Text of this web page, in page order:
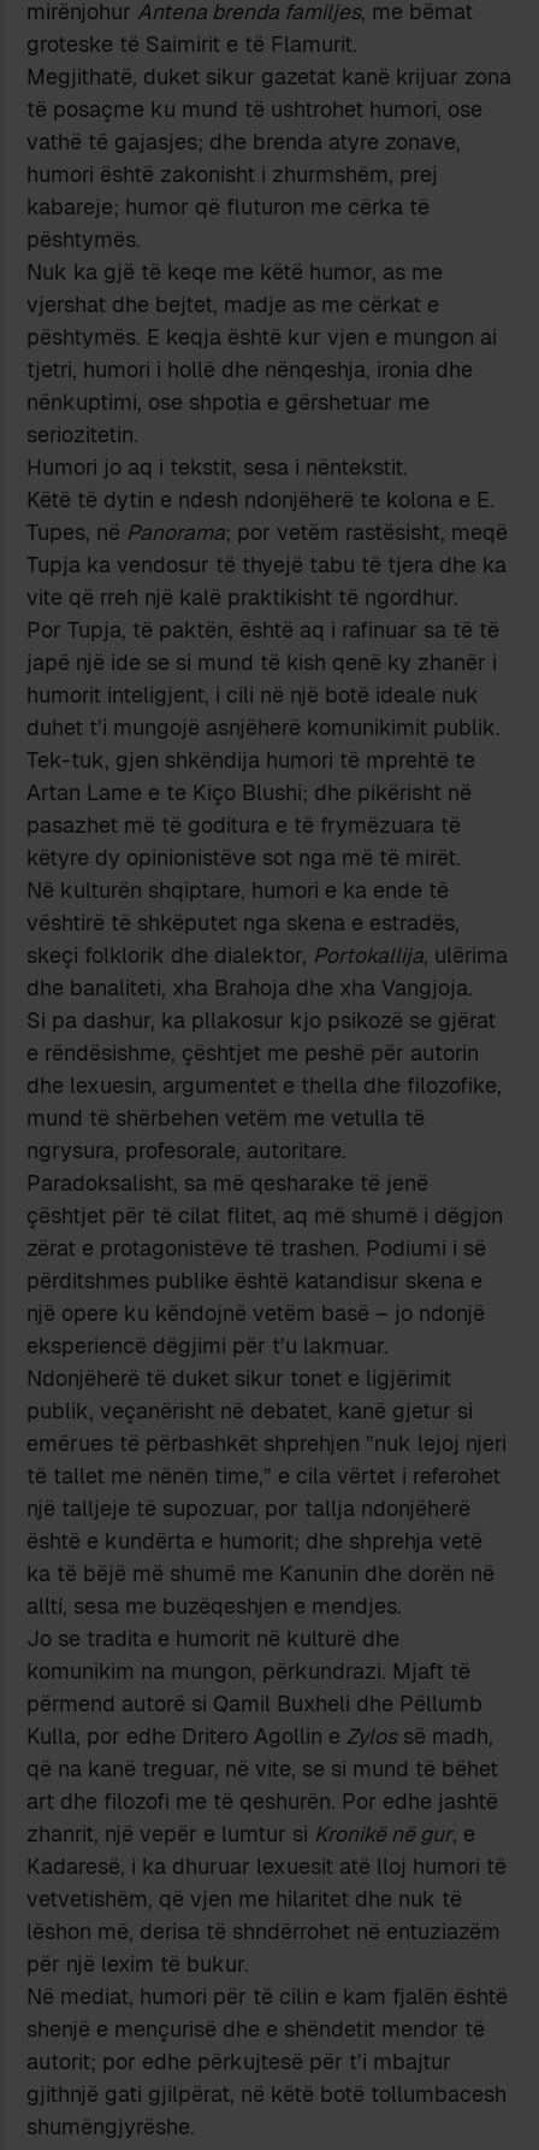
mirënjohur Antena brenda familjes, me bëmat
groteske të Saimirit e të Flamurit.
Megjithatë, duket sikur gazetat kanë krijuar zona
të posaçme ku mund të ushtrohet humori, ose
vathë të gajasjes; dhe brenda atyre zonave,
humori është zakonisht i zhurmshëm, prej
kabareje; humor që fluturon me cërka të
pështymës.
Nuk ka gjë të keqe me këtë humor, as me
vjershat dhe bejtet, madje as me cërkat e
pështymës. E keqja është kur vjen e mungon ai
tjetri, humori i hollë dhe nënqeshja, ironia dhe
nënkuptimi, ose shpotia e gërshetuar me
seriozitetin.
Humori jo aq i tekstit, sesa i nëntekstit.
Këtë të dytin e ndesh ndonjëherë te kolona e E.
Tupes, në Panorama; por vetëm rastësisht, meqë
Tupja ka vendosur të thyejë tabu të tjera dhe ka
vite që rreh një kalë praktikisht të ngordhur.
Por Tupja, të paktën, është aq i rafinuar sa të të
japë një ide se si mund të kish qenë ky zhanër i
humorit inteligjent, i cili në një botë ideale nuk
duhet t’i mungojë asnjëherë komunikimit publik.
Tek-tuk, gjen shkëndija humori të mprehtë te
Artan Lame e te Kiço Blushi; dhe pikërisht në
pasazhet më të goditura e të frymëzuara të
këtyre dy opinionistëve sot nga më të mirët.
Në kulturën shqiptare, humori e ka ende të
vështirë të shkëputet nga skena e estradës,
skeçi folklorik dhe dialektor, Portokallija, ulërima
dhe banaliteti, xha Brahoja dhe xha Vangjoja.
Si pa dashur, ka pllakosur kjo psikozë se gjërat
e rëndësishme, çështjet me peshë për autorin
dhe lexuesin, argumentet e thella dhe filozofike,
mund të shërbehen vetëm me vetulla të
ngrysura, profesorale, autoritare.
Paradoksalisht, sa më qesharake të jenë
çështjet për të cilat flitet, aq më shumë i dëgjon
zërat e protagonistëve të trashen. Podiumi i së
përditshmes publike është katandisur skena e
një opere ku këndojnë vetëm basë – jo ndonjë
eksperiencë dëgjimi për t’u lakmuar.
Ndonjëherë të duket sikur tonet e ligjërimit
publik, veçanërisht në debatet, kanë gjetur si
emërues të përbashkët shprehjen ”nuk lejoj njeri
të tallet me nënën time,” e cila vërtet i referohet
një talljeje të supozuar, por tallja ndonjëherë
është e kundërta e humorit; dhe shprehja vetë
ka të bëjë më shumë me Kanunin dhe dorën në
alltí, sesa me buzëqeshjen e mendjes.
Jo se tradita e humorit në kulturë dhe
komunikim na mungon, përkundrazi. Mjaft të
përmend autorë si Qamil Buxheli dhe Pëllumb
Kulla, por edhe Dritero Agollin e Zylossë madh,
që na kanë treguar, në vite, se si mund të bëhet
art dhe filozofi me të qeshurën. Por edhe jashtë
zhanrit, një vepër e lumtur si Kronikë në gur, e
Kadaresë, i ka dhuruar lexuesit atë lloj humori të
vetvetishëm, që vjen me hilaritet dhe nuk të
lëshon më, derisa të shndërrohet në entuziazëm
për një lexim të bukur.
Në mediat, humori për të cilin e kam fjalën është
shenjë e mençurisë dhe e shëndetit mendor të
autorit; por edhe përkujtesë për t’i mbajtur
gjithnjë gati gjilpërat, në këtë botë tollumbacesh
shumëngjyrëshe.